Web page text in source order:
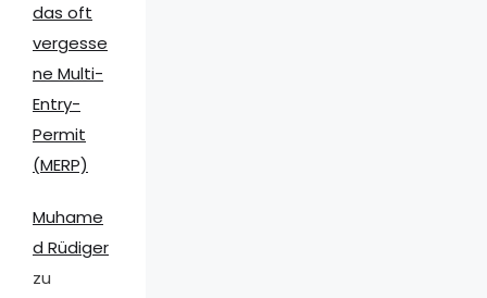
das oft
vergesse
ne Multi-
Entry-
Permit
(MERP)
Muhame
d Rüdiger
zu